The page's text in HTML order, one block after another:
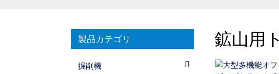
製品カテゴリ
掘削機
鉱山用